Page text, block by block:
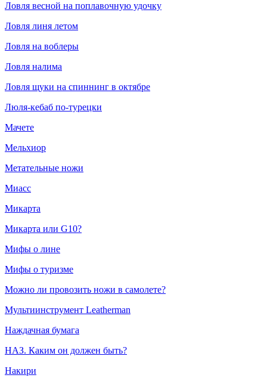
Ловля весной на поплавочную удочку
Ловля линя летом
Ловля на воблеры
Ловля налима
Ловля щуки на спиннинг в октябре
Люля-кебаб по-турецки
Мачете
Мельхиор
Метательные ножи
Миасс
Микарта
Микарта или G10?
Мифы о лине
Мифы о туризме
Можно ли провозить ножи в самолете?
Мультиинструмент Leatherman
Наждачная бумага
НАЗ. Каким он должен быть?
Накири